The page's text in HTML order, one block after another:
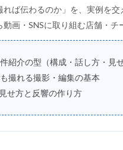
れば伝わるのか」を、実例を
画・SNSに取り組む店舗・チ
紹介の型（構成・話し方・見せ
撮れる撮影・編集の基本
せ方と反響の作り方